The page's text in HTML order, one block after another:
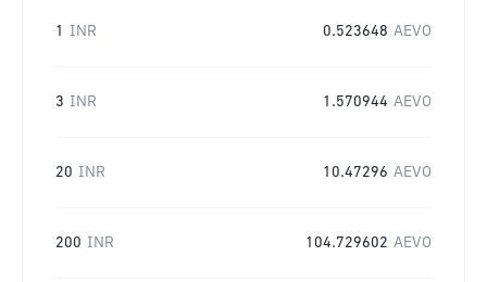
1 INR 0.523648 AEVO
3 INR 1.570944 AEVO
20 INR 10.47296 AEVO
200 INR 104.729602 AEVO